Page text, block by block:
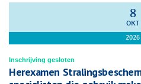
8
OKT
2026
Inschrijving gesloten
Herexamen